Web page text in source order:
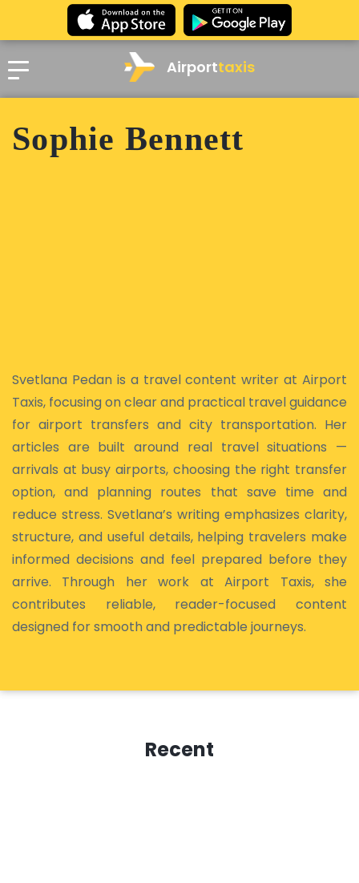
Airporttaxis
Sophie Bennett
Svetlana Pedan is a travel content writer at Airport
Taxis, focusing on clear and practical travel guidance
for airport transfers and city transportation. Her
articles are built around real travel situations —
arrivals at busy airports, choosing the right transfer
option, and planning routes that save time and
reduce stress. Svetlana’s writing emphasizes clarity,
structure, and useful details, helping travelers make
informed decisions and feel prepared before they
arrive. Through her work at Airport Taxis, she
contributes reliable, reader-focused content
designed for smooth and predictable journeys.
Recent